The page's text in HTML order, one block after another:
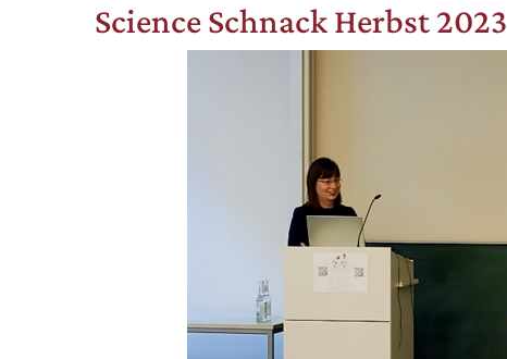
Science Schnack Herbst 2023